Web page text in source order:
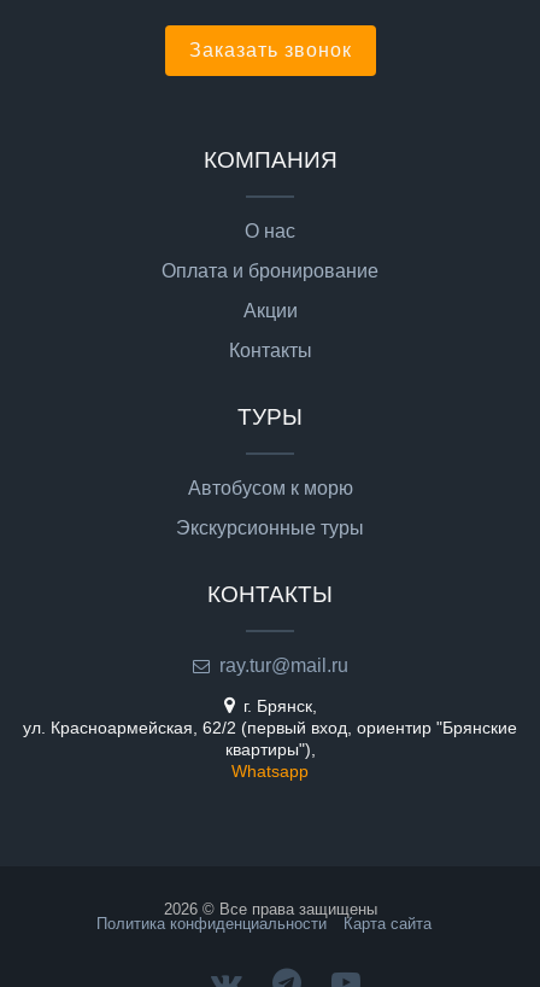
Заказать звонок
КОМПАНИЯ
О нас
Оплата и бронирование
Акции
Контакты
ТУРЫ
Автобусом к морю
Экскурсионные туры
КОНТАКТЫ
ray.tur@mail.ru
г. Брянск,
ул. Красноармейская, 62/2 (первый вход, ориентир "Брянские
квартиры"),
Whatsapp
2026 © Все права защищены
Политика конфиденциальности
Карта сайта